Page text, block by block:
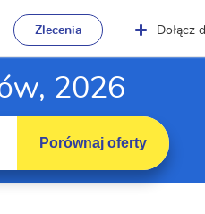
Zlecenia Dołącz
2026
Porównaj oferty